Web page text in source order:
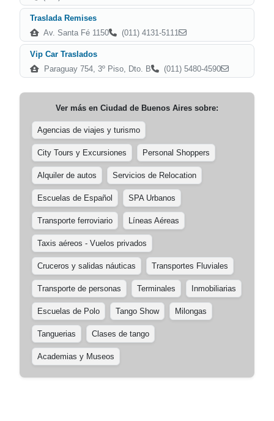
Traslada Remises
Av. Santa Fé 1150
(011) 4131-5111
Vip Car Traslados
Paraguay 754, 3º Piso, Dto. B
(011) 5480-4590
Ver más en Ciudad de Buenos Aires sobre:
Agencias de viajes y turismo
City Tours y Excursiones Personal Shoppers
Alquiler de autos Servicios de Relocation
Escuelas de Español SPA Urbanos
Transporte ferroviario Líneas Aéreas
Taxis aéreos - Vuelos privados
Cruceros y salidas náuticas Transportes Fluviales
Transporte de personas Terminales Inmobiliarias
Escuelas de Polo Tango Show Milongas
Tanguerias Clases de tango
Academias y Museos